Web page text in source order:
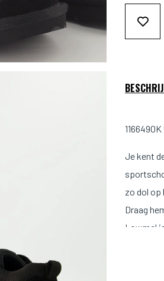
Je kent
zo dol op
Draag
Lowmel